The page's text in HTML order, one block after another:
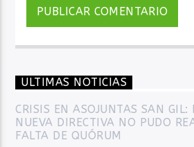
ULTIMAS NOTICIAS
CRISIS EN ASOJUNTAS SAN GIL:
NUEVA DIRECTIVA NO PUDO
FALTA DE QUÓRUM